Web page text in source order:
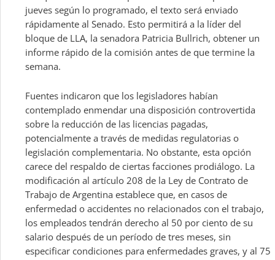
jueves según lo programado, el texto será enviado
rápidamente al Senado. Esto permitirá a la líder del
bloque de LLA, la senadora Patricia Bullrich, obtener un
informe rápido de la comisión antes de que termine la
semana.
Fuentes indicaron que los legisladores habían
contemplado enmendar una disposición controvertida
sobre la reducción de las licencias pagadas,
potencialmente a través de medidas regulatorias o
legislación complementaria. No obstante, esta opción
carece del respaldo de ciertas facciones prodiálogo. La
modificación al artículo 208 de la Ley de Contrato de
Trabajo de Argentina establece que, en casos de
enfermedad o accidentes no relacionados con el trabajo,
los empleados tendrán derecho al 50 por ciento de su
salario después de un período de tres meses, sin
especificar condiciones para enfermedades graves, y al 75